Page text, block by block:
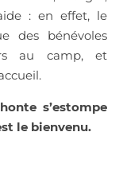
: en effet, le
des bénévoles
au camp, et
s’estompe
le bienvenu.